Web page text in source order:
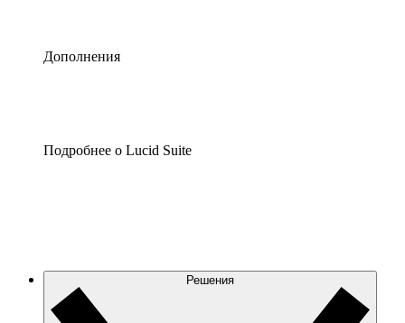
Дополнения
Подробнее о Lucid Suite
Решения